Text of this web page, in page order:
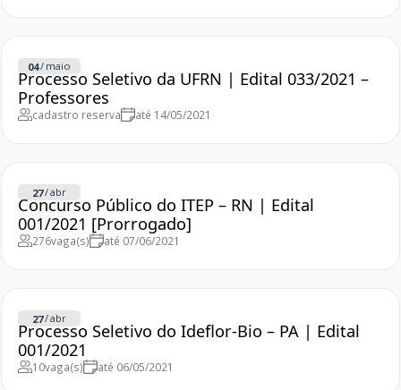
04/ maio
Processo Seletivo da UFRN | Edital 033/2021 –
Professores
cadastro reserva até 14/05/2021
27/abr
Concurso Público do ITEP – RN | Edital
001/2021 [Prorrogado]
276vaga(s) até 07/06/2021
27/abr
Processo Seletivo do Ideflor-Bio – PA | Edital
001/2021
10vaga(s) até 06/05/2021